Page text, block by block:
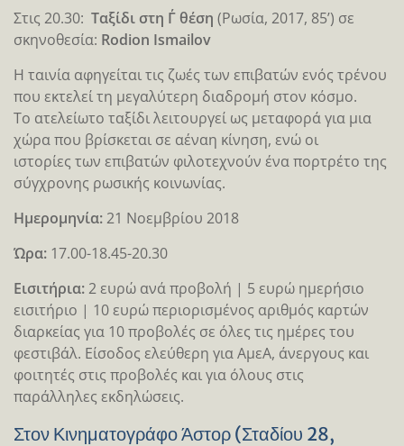
Στις 20.30: Ταξίδι στη Γ΄ θέση (Ρωσία, 2017, 85’) σε
σκηνοθεσία: Rodion Ismailov
Η ταινία αφηγείται τις ζωές των επιβατών ενός τρένου
που εκτελεί τη μεγαλύτερη διαδρομή στον κόσμο.
Το ατελείωτο ταξίδι λειτουργεί ως μεταφορά για μια
χώρα που βρίσκεται σε αέναη κίνηση, ενώ οι
ιστορίες των επιβατών φιλοτεχνούν ένα πορτρέτο της
σύγχρονης ρωσικής κοινωνίας.
Ημερομηνία:21 Νοεμβρίου 2018
Ώρα: 17.00-18.45-20.30
Eισιτήρια:2 ευρώ ανά προβολή | 5 ευρώ ημερήσιο
εισιτήριο | 10 ευρώ περιορισμένος αριθμός καρτών
διαρκείας για 10 προβολές σε όλες τις ημέρες του
φεστιβάλ. Είσοδος ελεύθερη για ΑμεΑ, άνεργους και
φοιτητές στις προβολές και για όλους στις
παράλληλες εκδηλώσεις.
Στον Κινηματογράφο Άστορ (Σταδίου 28,